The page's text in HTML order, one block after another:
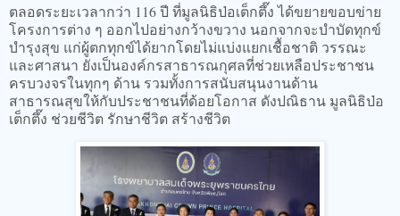
ตลอดระยะเวลากว่า 116 ปี ที่มูลนิธิป่อเต็กตึ๊ง ได้ขยายขอบข่าย
โครงการต่าง ๆ ออกไปอย่างกว้างขวาง นอกจากจะบำบัดทุกข์
บำรุงสุข แก่ผู้ตกทุกข์ได้ยากโดยไม่แบ่งแยกเชื้อชาติ วรรณะ
และศาสนา ยังเป็นองค์กรสาธารณกุศลที่ช่วยเหลือประชาชน
ครบวงจรในทุกๆ ด้าน รวมทั้งการสนับสนุนงานด้าน
สาธารณสุขให้กับประชาชนที่ด้อยโอกาส ดังปณิธาน มูลนิธิป่อ
เต็กตึ๊ง ช่วยชีวิต รักษาชีวิต สร้างชีวิต